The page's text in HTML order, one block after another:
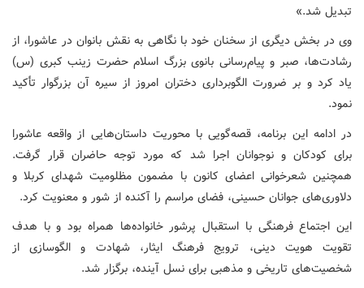
تبدیل شد.»
وی در بخش دیگری از سخنان خود با نگاهی به نقش بانوان در عاشورا، از
رشادت‌ها، صبر و پیام‌رسانی بانوی بزرگ اسلام حضرت زینب کبری (س)
یاد کرد و بر ضرورت الگوبرداری دختران امروز از سیره آن بزرگوار تأکید
نمود.
در ادامه این برنامه، قصه‌گویی با محوریت داستان‌هایی از واقعه عاشورا
برای کودکان و نوجوانان اجرا شد که مورد توجه حاضران قرار گرفت.
همچنین شعرخوانی اعضای کانون با مضمون مظلومیت شهدای کربلا و
دلاوری‌های جوانان حسینی، فضای مراسم را آکنده از شور و معنویت کرد.
این اجتماع فرهنگی با استقبال پرشور خانواده‌ها همراه بود و با هدف
تقویت هویت دینی، ترویج فرهنگ ایثار، شهادت و الگوسازی از
شخصیت‌های تاریخی و مذهبی برای نسل آینده، برگزار شد.